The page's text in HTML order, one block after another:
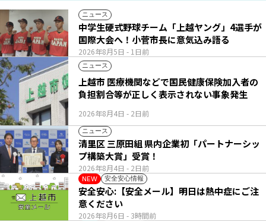
ニュース
2026年8月5日 - 1日前
中学生硬式野球チーム「上越ヤング」4選手が
国際大会へ！小菅市長に意気込み語る
ニュース
2026年8月4日 - 2日前
上越市 医療機関などで国民健康保険加入者の
負担割合等が正しく表示されない事象発生
ニュース
2026年8月4日 - 2日前
清里区 三原田組 県内企業初「パートナーシッ
プ構築大賞」受賞！
NEW 安全安心情報
2026年8月6日 - 3時間前
安全安心:【安全メール】明日は熱中症にご注
意ください